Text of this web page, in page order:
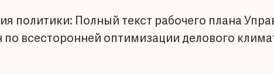
политики: Полный текст рабочего плана
по всесторонней оптимизации делового